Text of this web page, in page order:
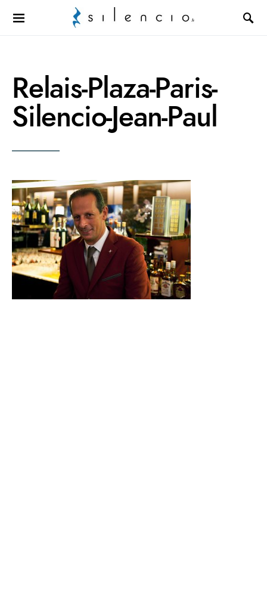
Search for:
Relais-Plaza-Paris-
Silencio-Jean-Paul